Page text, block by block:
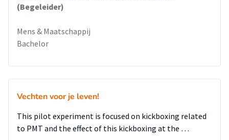
(Begeleider)
Mens & Maatschappij
Bachelor
Vechten voor je leven!
This pilot experiment is focused on kickboxing related
to PMT and the effect of this kickboxing at the …